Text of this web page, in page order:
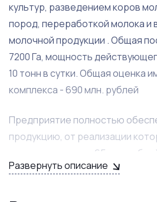
культур, разведением коров
пород, переработкой молока и
молочной продукции . Общая
7200 Га, мощность
10 тонн в сутки. Общая оценка
комплекса - 690 млн. рублей
Предприятие полностью
продукцию, от реализации
составляет около 65 млн
прибыли предприятие
Развернуть описание